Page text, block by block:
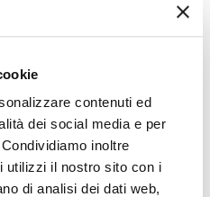
contenuti ed
dei social media e per
inoltre
utilizzi il nostro sito con i
di analisi dei dati web,
€ 10,51